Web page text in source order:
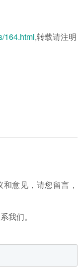
164.html,转载请注明
意见，请您留言，
我们。